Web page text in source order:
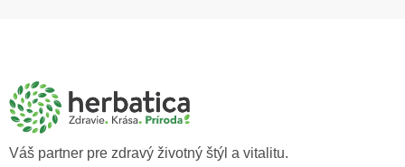
Váš partner pre zdravý životný štýl a vitalitu.